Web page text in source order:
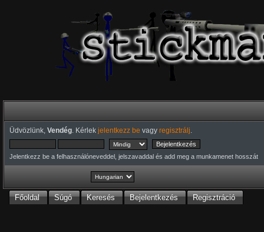
Üdvözlünk, Vendég. Kérlek jelentkezz be vagy regisztrálj
Jelentkezz be a felhasználóneveddel, jelszavaddal és add meg a munkamenet hosszát
Főoldal Súgó Keresés Bejelentkezés Regisztráció